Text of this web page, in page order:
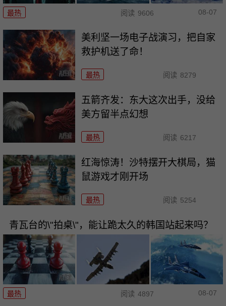
最热 阅读 9606 08-07
美利坚一场电子战演习，把自家
救护机送了命！
最热 阅读 8279
五箭齐发：东大这次出手，没给
美方留半点幻想
最热 阅读 6217
红海惊涛！沙特摆开大棋局，猫
鼠游戏才刚开场
最热 阅读 5254
青瓦台的\"拍桌\"，能让跪太久的韩国站起来吗？
最热 阅读 4897 08-07